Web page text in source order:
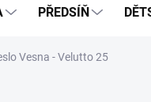
PŘEDSÍŇ
Vesna - Velutto 25